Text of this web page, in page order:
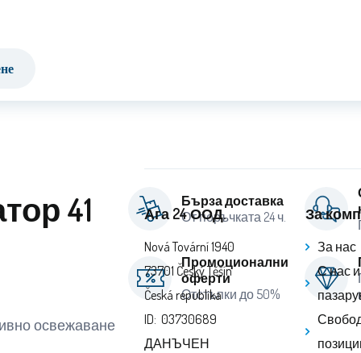
41
освежаване
Бърза доставка
От поръчката 24 ч.
Промоционални
оферти
Отстъпки до 50%
Ага 24 ООД.
Nová Tovární 1940
73701 Český Těšín
Česká republika
ID: 03730689
ДАНЪЧЕН
За
За нас
С нас